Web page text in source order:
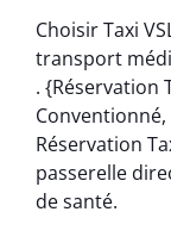
Choisir Taxi
transport
. {Réservation
Réservation
passerelle
de santé.